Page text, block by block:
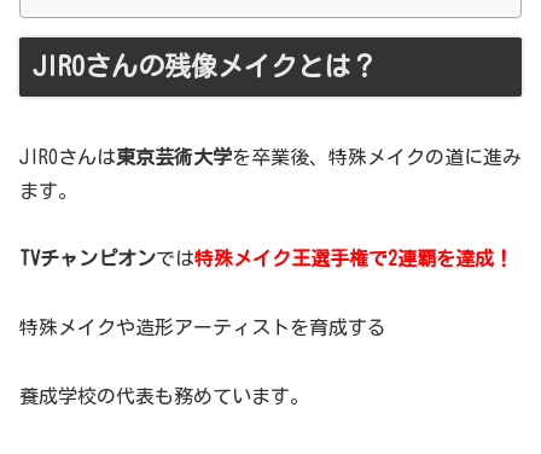
JIROさんの残像メイクとは？
JIROさんは東京芸術大学を卒業後、特殊メイクの道に進み
ます。
TVチャンピオンでは特殊メイク王選手権で2連覇を達成！
特殊メイクや造形アーティストを育成する
養成学校の代表も務めています。